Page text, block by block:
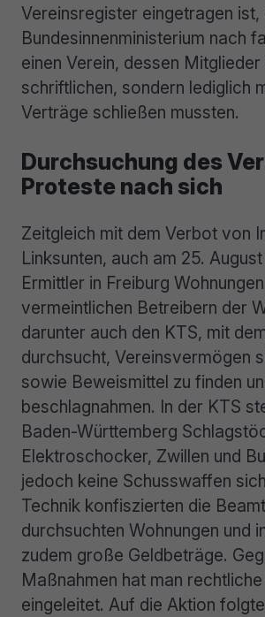
Vereinsregister eingetragen ist,
Bundesinnenministerium nach
einen Verein, dessen Mitglieder
schriftlichen, sondern lediglich
Verträge schließen mussten.
Durchsuchung des
Proteste nach sich
Zeitgleich mit dem Verbot von
Linksunten, auch am 25.
Ermittler in Freiburg
vermeintlichen Betreibern der
darunter auch den KTS, mit
durchsucht, Vereinsvermögen
sowie Beweismittel zu finden
beschlagnahmen. In der KTS
Baden-Württemberg
Elektroschocker, Zwillen und
jedoch keine Schusswaffen
Technik konfiszierten die
durchsuchten Wohnungen und
zudem große Geldbeträge.
Maßnahmen hat man
eingeleitet. Auf die Aktion